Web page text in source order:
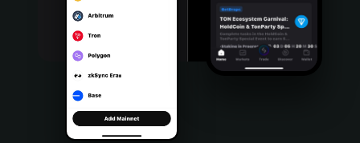
Bahasa Indonesia
Português (Brasil)
Español (Argentina)